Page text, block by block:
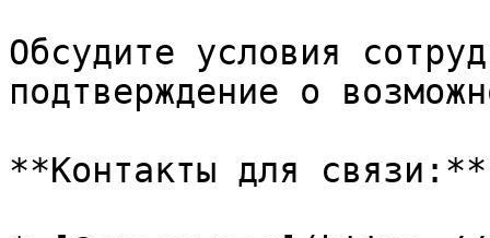
Обсудите условия
подтверждение о
**Контакты для связи:**